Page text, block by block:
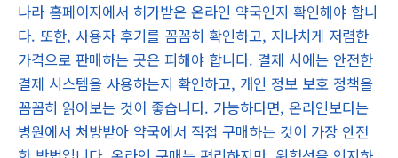
나라 홈페이지에서 허가받은 온라인 약국인지 확인해야 합니
다. 또한, 사용자 후기를 꼼꼼히 확인하고, 지나치게 저렴한
가격으로 판매하는 곳은 피해야 합니다. 결제 시에는 안전한
결제 시스템을 사용하는지 확인하고, 개인 정보 보호 정책을
꼼꼼히 읽어보는 것이 좋습니다. 가능하다면, 온라인보다는
병원에서 처방받아 약국에서 직접 구매하는 것이 가장 안전